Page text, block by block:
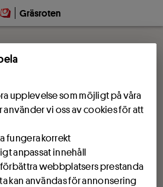
Gräsroten
upplevelse som möjligt på våra
vi oss av cookies för att
fungera korrekt
anpassat innehåll
förbättra webbplatsers prestanda
kan användas för annonsering